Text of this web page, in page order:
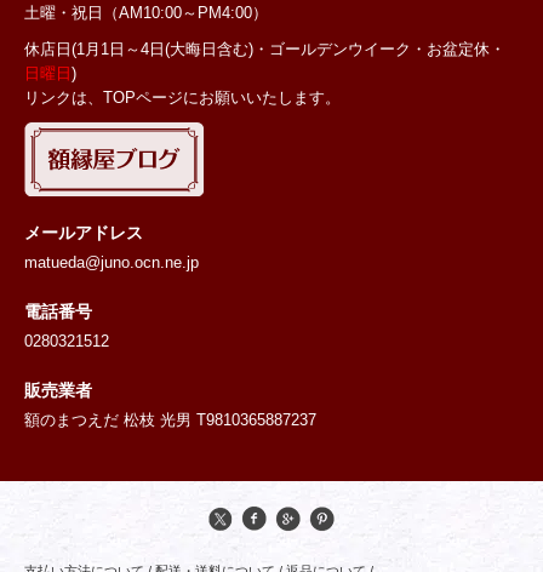
土曜・祝日
（AM10:00～PM4:00）
休店日(1月1日～4日(大晦日含む)・ゴールデンウイーク・お盆定休・
日曜日 )
リンクは、TOPページにお願いいたします。
メールアドレス
matueda@juno.ocn.ne.jp
電話番号
0280321512
販売業者
額のまつえだ 松枝 光男 T9810365887237